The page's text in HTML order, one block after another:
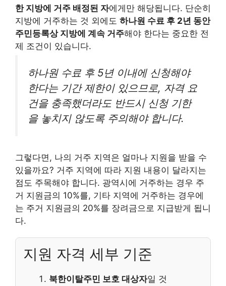
한 지방에 거주 배정된 자에게만 해당됩니다. 단순히
지방에 거주하는 것 외에도 하나원 수료 후 2년 동안
주민등록상 지방에 계속 거주해야 한다는 중요한 전
제 조건이 있습니다.
하나원 수료 후 5년 이내에 신청해야
한다는 기간 제한이 있으므로, 자격 요
건을 충족했더라도 반드시 신청 기한
을 놓치지 않도록 주의해야 합니다.
그렇다면, 나의 거주 지역은 얼마나 지원을 받을 수
있을까요? 거주 지역에 따라 지원 내용이 달라지는
점도 주목해야 합니다. 광역시에 거주하는 경우 주
거 지원금의 10%를, 기타 지역에 거주하는 경우에
는 주거 지원금의 20%를 장려금으로 지급받게 됩니
다.
지원 자격 세부 기준
북한이탈주민 보호 대상자일 것